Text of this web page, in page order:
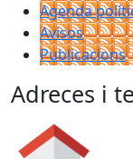
Agenda
Avisos
Publicacions
Adreces i